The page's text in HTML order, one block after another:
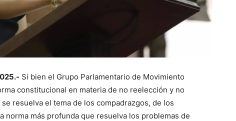
Si bien el Grupo Parlamentario de Movimiento
constitucional en materia de no reelección y no
resuelva el tema de los compadrazgos, de los
norma más profunda que resuelva los problemas de